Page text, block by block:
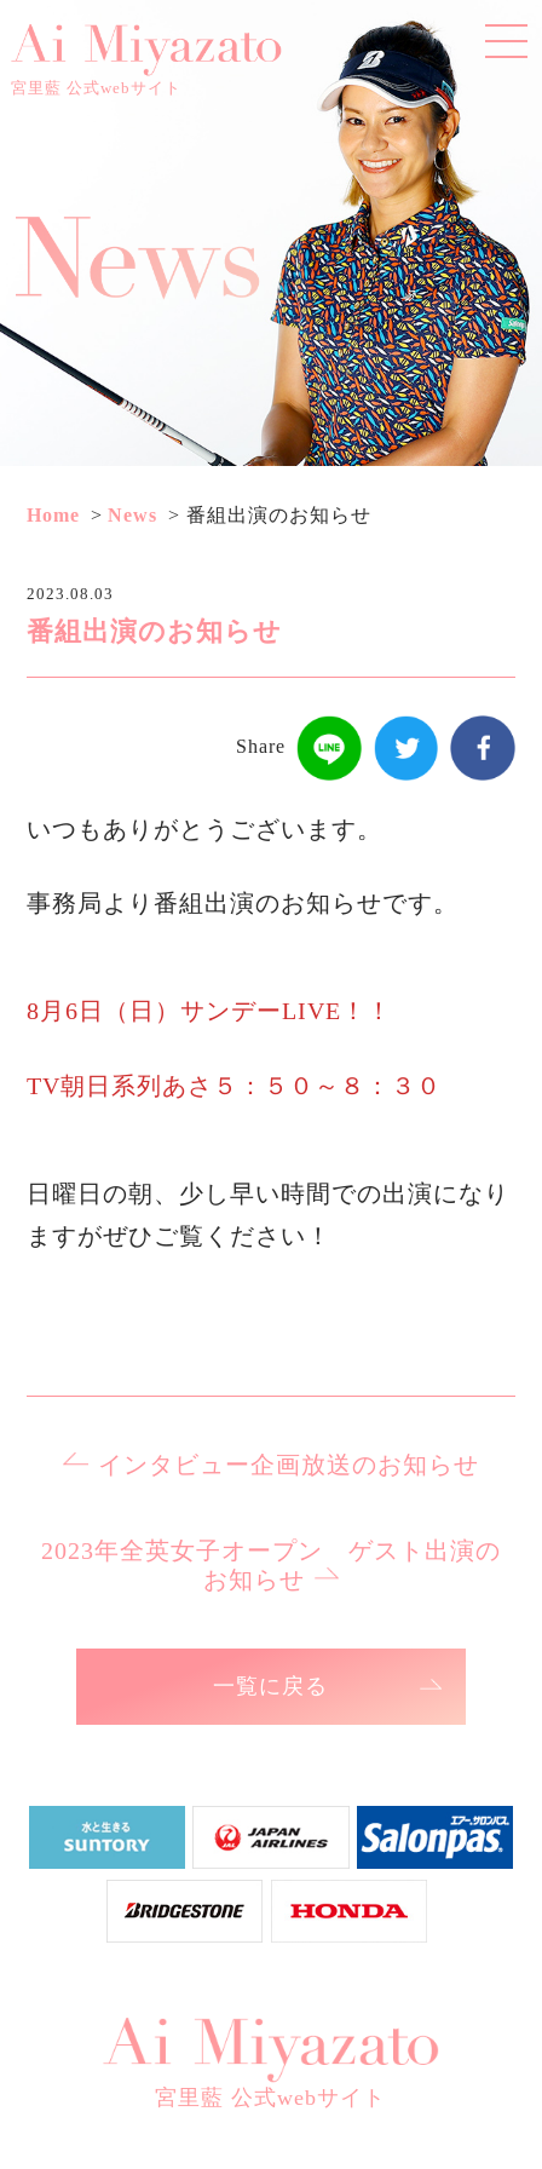
宮里藍 公式webサイト
Home News 番組出演のお知らせ
2023.08.03
番組出演のお知らせ
Share
いつもありがとうございます。
事務局より番組出演のお知らせです。
8月6日（日）サンデーLIVE！！
TV朝日系列あさ５：５０～８：３０
日曜日の朝、少し早い時間での出演になり
ますがぜひご覧ください！
インタビュー企画放送のお知らせ
2023年全英女子オープン ゲスト出演の
お知らせ
一覧に戻る
宮里藍 公式webサイト